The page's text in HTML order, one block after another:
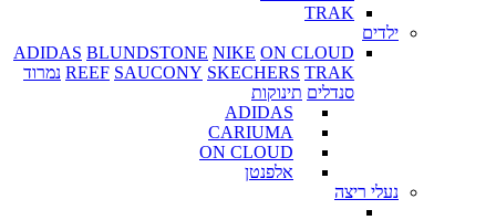
TRAK
ילדים
ADIDAS BLUNDSTONE NIKE ON CLOUD
REEF SAUCONY SKECHERS TRAK
נמרוד
סנדלים תינוקות
ADIDAS
CARIUMA
ON CLOUD
אלפנטן
נעלי ריצה